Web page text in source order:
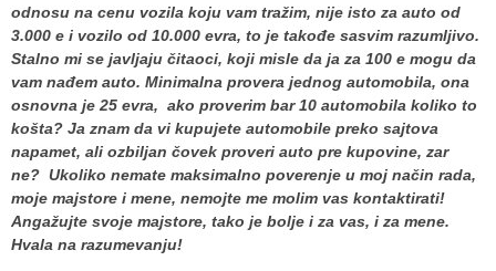
odnosu na cenu vozila koju vam tražim, nije isto za auto od
3.000 e i vozilo od 10.000 evra, to je takođe sasvim razumljivo.
Stalno mi se javljaju čitaoci, koji misle da ja za 100 e mogu da
vam nađem auto. Minimalna provera jednog automobila, ona
osnovna je 25 evra, ako proverim bar 10 automobila koliko to
košta? Ja znam da vi kupujete automobile preko sajtova
napamet, ali ozbiljan čovek proveri auto pre kupovine, zar
ne? Ukoliko nemate maksimalno poverenje u moj način rada,
moje majstore i mene, nemojte me molim vas kontaktirati!
Angažujte svoje majstore, tako je bolje i za vas, i za mene.
Hvala na razumevanju!